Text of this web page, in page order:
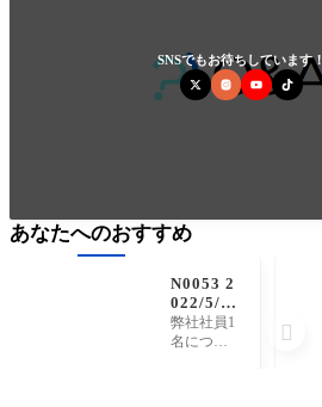
SNSでもお待ちしています！
あなたへのおすすめ
N0053 2
022/5/6
新型コロ
ナウイル
弊社社員1
名につき
